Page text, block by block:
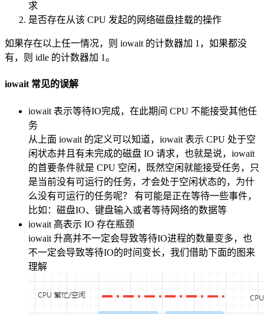
求
是否存在从该 CPU 发起的网络磁盘挂载的操作
如果存在以上任一情况，则 iowait 的计数器加 1，如果都没
有，则 idle 的计数器加 1。
iowait 常见的误解
iowait 表示等待IO完成，在此期间 CPU 不能接受其他任
务
从上面 iowait 的定义可以知道，iowait 表示 CPU 处于空
闲状态并且有未完成的磁盘 IO 请求，也就是说，iowait
的首要条件就是 CPU 空闲，既然空闲就能接受任务，只
是当前没有可运行的任务，才会处于空闲状态的，为什
么没有可运行的任务呢？ 有可能是正在等待一些事件，
比如：磁盘IO、键盘输入或者等待网络的数据等
iowait 高表示 IO 存在瓶颈
iowait 升高并不一定会导致等待IO进程的数量变多，也
不一定会导致等待IO的时间变长，我们借助下面的图来
理解